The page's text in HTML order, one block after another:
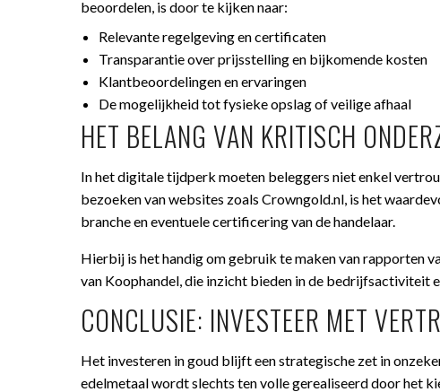
beoordelen, is door te kijken naar:
Relevante regelgeving en certificaten
Transparantie over prijsstelling en bijkomende kosten
Klantbeoordelingen en ervaringen
De mogelijkheid tot fysieke opslag of veilige afhaal
HET BELANG VAN KRITISCH
In het digitale tijdperk moeten beleggers niet enkel
bezoeken van websites zoals Crowngold.nl, is het
branche en eventuele certificering van de handelaar.
Hierbij is het handig om gebruik te maken van rapporten
van Koophandel, die inzicht bieden in de bedrijfsactiviteit
CONCLUSIE: INVESTEER MET
Het investeren in goud blijft een strategische zet in
edelmetaal wordt slechts ten volle gerealiseerd door het